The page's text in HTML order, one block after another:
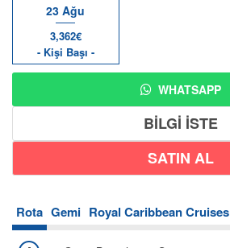
23 Ağu
3,362€
- Kişi Başı -
WHATSAPP
BİLGİ İSTE
Rota Gemi Royal Caribbean Cruises